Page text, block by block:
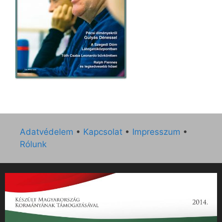
Adatvédelem • Kapcsolat • Impresszum •
Rólunk